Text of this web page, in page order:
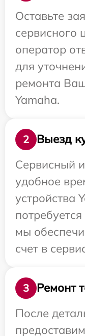
Оставьте
сервисного
оператор
для
ремонта
Yamaha.
2
Выезд
Сервисный
удобное
устройства
мы
счет в
3
Ремонт
После